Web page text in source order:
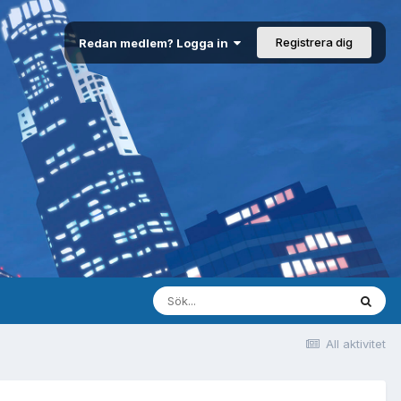
Redan medlem? Logga in Registrera dig
All aktivitet